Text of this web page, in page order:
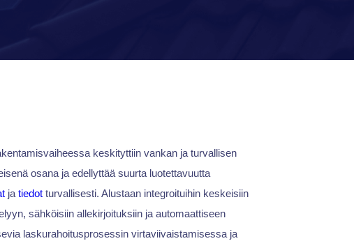
keskityttiin vankan ja turvallisen
osana ja edellyttää suurta luotettavuutta
ja tiedotturvallisesti. Alustaan integroituihin keskeisiin
sähköisiin allekirjoituksiin ja automaattiseen
laskurahoitusprosessin virtaviivaistamisessa ja